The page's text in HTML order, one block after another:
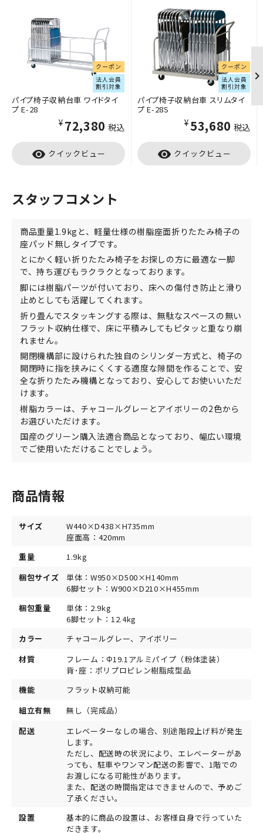
クーポン
法人会員
割引対象
パイプ椅子収納台車 ワイドタイ
プ E-28
¥72,380 税込
visibility クイックビュー
クーポン
法人会員
割引対象
パイプ椅子収納台車 スリムタイ
プ E-28S
¥53,680 税込
visibility クイックビュー
スタッフコメント
商品重量1.9kgと、軽量仕様の樹脂座面折りたたみ椅子の
座パッド無しタイプです。
とにかく軽い折りたたみ椅子をお探しの方に最適な一脚
で、持ち運びもラクラクとなっております。
脚には樹脂パーツが付いており、床への傷付き防止と滑り
止めとしても活躍してくれます。
折り畳んでスタッキングする際は、無駄なスペースの無い
フラット収納仕様で、床に平積みしてもピタッと重なり崩
れません。
開閉機構部に設けられた独自のシリンダー方式と、椅子の
開閉時に指を挟みにくくする適度な隙間を作ることで、安
全な折りたたみ機構となっており、安心してお使いいただ
けます。
樹脂カラーは、チャコールグレーとアイボリーの2色から
お選びいただけます。
国産のグリーン購入法適合商品となっており、幅広い環境
でご使用いただけることでしょう。
商品情報
サイズ
W440×D438×H735mm
座面高：420mm
重量
1.9kg
梱包サイズ
単体：W950×D500×H140mm
6脚セット：W900×D210×H455mm
梱包重量
単体：2.9kg
6脚セット：12.4kg
カラー
チャコールグレー、アイボリー
材質
フレーム：Φ19.1アルミパイプ（粉体塗装）
背･座：ポリプロピレン樹脂成型品
機能
フラット収納可能
組立有無
無し（完成品）
配送
エレベーターなしの場合、別途階段上げ料が発生
します。
ただし、配送時の状況により、エレベーターがあ
っても、駐車やワンマン配送の影響で、1階での
お渡しになる可能性があります。
また、配送の時間指定はできませんので、予めご
了承ください。
設置
基本的に商品の設置は、お客様自身で行っていた
だきます。